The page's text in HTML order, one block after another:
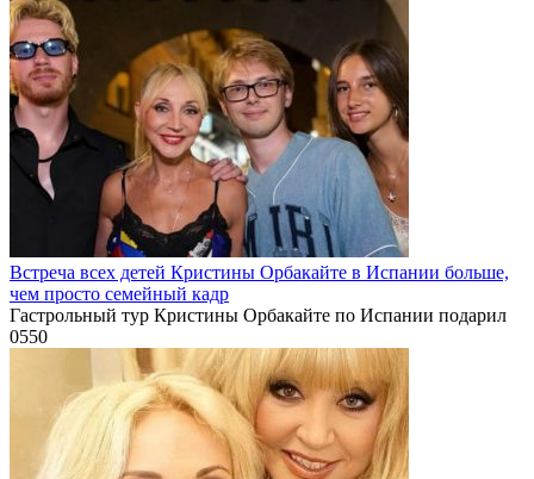
Встреча всех детей Кристины Орбакайте в Испании больше,
чем просто семейный кадр
Гастрольный тур Кристины Орбакайте по Испании подарил
0550